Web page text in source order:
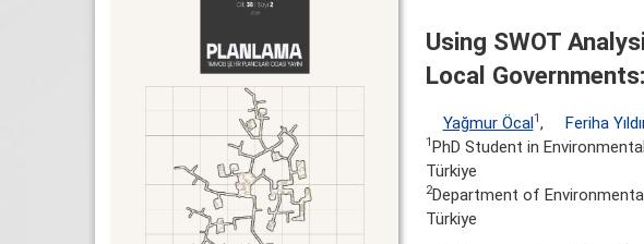
Using SWOT
Local
Yağmur Öcal1 , Feriha
1 PhD Student in
Türkiye
2Department of
Türkiye